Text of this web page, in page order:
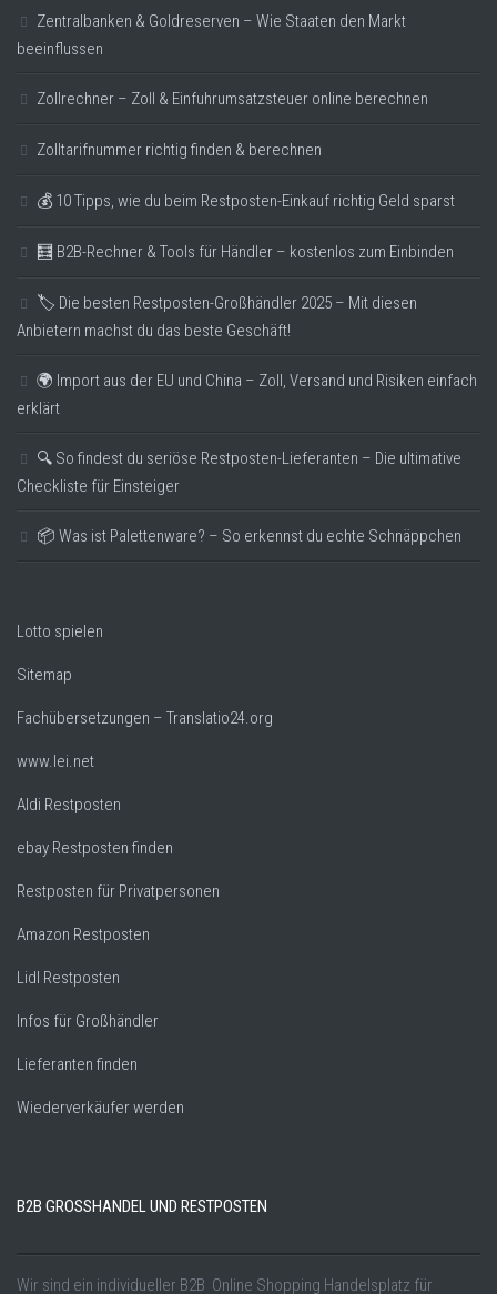
Zentralbanken & Goldreserven – Wie Staaten den Markt
beeinflussen
Zollrechner – Zoll & Einfuhrumsatzsteuer online berechnen
Zolltarifnummer richtig finden & berechnen
💰 10 Tipps, wie du beim Restposten-Einkauf richtig Geld sparst
🧮 B2B-Rechner & Tools für Händler – kostenlos zum Einbinden
🏷️ Die besten Restposten-Großhändler 2025 – Mit diesen
Anbietern machst du das beste Geschäft!
🌍 Import aus der EU und China – Zoll, Versand und Risiken einfach
erklärt
🔍 So findest du seriöse Restposten-Lieferanten – Die ultimative
Checkliste für Einsteiger
📦 Was ist Palettenware? – So erkennst du echte Schnäppchen
Lotto spielen
Sitemap
Fachübersetzungen – Translatio24.org
www.lei.net
Aldi Restposten
ebay Restposten finden
Restposten für Privatpersonen
Amazon Restposten
Lidl Restposten
Infos für Großhändler
Lieferanten finden
Wiederverkäufer werden
B2B GROSSHANDEL UND RESTPOSTEN
Wir sind ein individueller B2B Online Shopping Handelsplatz für